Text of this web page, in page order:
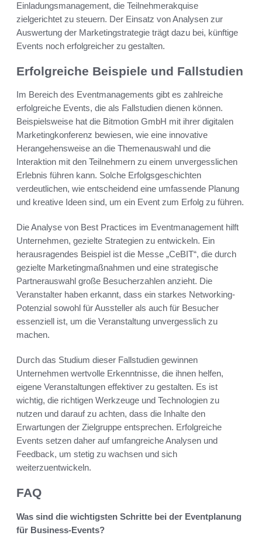
Einladungsmanagement, die Teilnehmerakquise
zielgerichtet zu steuern. Der Einsatz von Analysen zur
Auswertung der Marketingstrategie trägt dazu bei, künftige
Events noch erfolgreicher zu gestalten.
Erfolgreiche Beispiele und Fallstudien
Im Bereich des Eventmanagements gibt es zahlreiche
erfolgreiche Events, die als Fallstudien dienen können.
Beispielsweise hat die Bitmotion GmbH mit ihrer digitalen
Marketingkonferenz bewiesen, wie eine innovative
Herangehensweise an die Themenauswahl und die
Interaktion mit den Teilnehmern zu einem unvergesslichen
Erlebnis führen kann. Solche Erfolgsgeschichten
verdeutlichen, wie entscheidend eine umfassende Planung
und kreative Ideen sind, um ein Event zum Erfolg zu führen.
Die Analyse von Best Practices im Eventmanagement hilft
Unternehmen, gezielte Strategien zu entwickeln. Ein
herausragendes Beispiel ist die Messe „CeBIT“, die durch
gezielte Marketingmaßnahmen und eine strategische
Partnerauswahl große Besucherzahlen anzieht. Die
Veranstalter haben erkannt, dass ein starkes Networking-
Potenzial sowohl für Aussteller als auch für Besucher
essenziell ist, um die Veranstaltung unvergesslich zu
machen.
Durch das Studium dieser Fallstudien gewinnen
Unternehmen wertvolle Erkenntnisse, die ihnen helfen,
eigene Veranstaltungen effektiver zu gestalten. Es ist
wichtig, die richtigen Werkzeuge und Technologien zu
nutzen und darauf zu achten, dass die Inhalte den
Erwartungen der Zielgruppe entsprechen. Erfolgreiche
Events setzen daher auf umfangreiche Analysen und
Feedback, um stetig zu wachsen und sich
weiterzuentwickeln.
FAQ
Was sind die wichtigsten Schritte bei der Eventplanung
für Business-Events?